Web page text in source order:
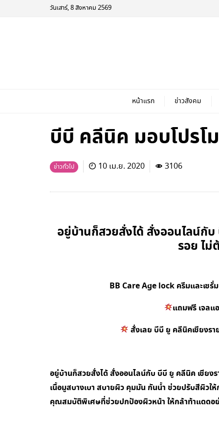
วันเสาร์, 8 สิงหาคม 2569
หน้าแรก ข่าวสังคม
บีบี คลีนิค มอบโปรโ
ข่าวทั่วไป 10 เม.ย. 2020 3106
อยู่บ้านก็สวยสั่งได้ สั่งออนไลน์กั
รอย ไ
BB Care Age lock ครีมและเซรั่
แถมฟรี เจล
สั่งเลย บีบี ยู คลีนิคเชียงร
อยู่บ้านก็สวยสั่งได้ สั่งออนไลน์กับ บีบี ยู คลีนิค เชียง
เนื้อมูสบางเบา สบายผิว คุมมัน กันน้ำ ช่วยปรับสีผิวใ
คุณสมบัติพิเศษที่ช่วยปกป้องผิวหน้า ให้กล้าท้าแดดอ